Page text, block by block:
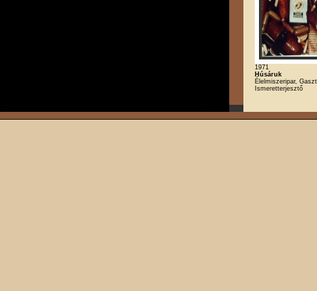
1971
Húsáruk
Élelmiszeripar,
Ismeretterjesztő